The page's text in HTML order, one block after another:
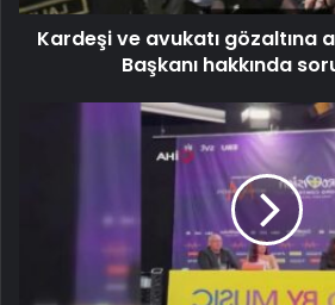
Kardeşi ve avukatı gözaltına
Başkanı hakkında